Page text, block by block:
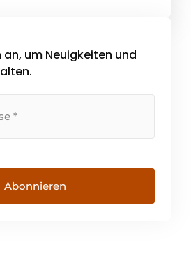
Nachfrage so groß, dass
an, um Neuigkeiten und
Abonnieren